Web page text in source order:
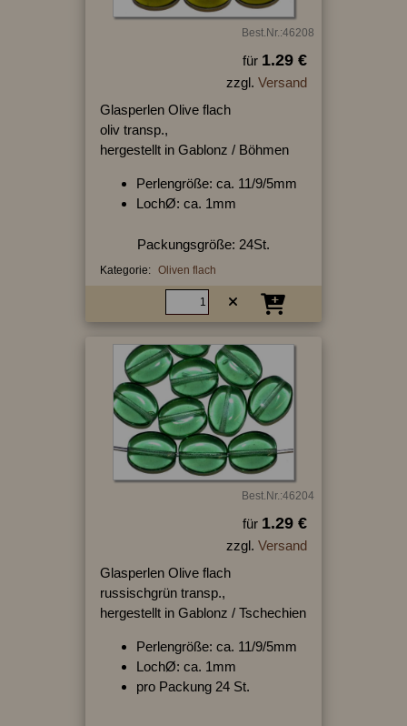
Best.Nr.:46208
für 1.29 €
zzgl. Versand
Glasperlen Olive flach
oliv transp.,
hergestellt in Gablonz / Böhmen
Perlengröße: ca. 11/9/5mm
LochØ: ca. 1mm
Packungsgröße: 24St.
Kategorie: Oliven flach
Best.Nr.:46204
für 1.29 €
zzgl. Versand
Glasperlen Olive flach
russischgrün transp.,
hergestellt in Gablonz / Tschechien
Perlengröße: ca. 11/9/5mm
LochØ: ca. 1mm
pro Packung 24 St.